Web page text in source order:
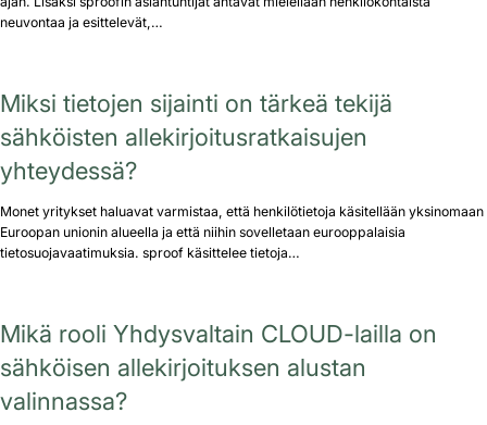
neuvontaa ja esittelevät,…
Miksi tietojen sijainti on tärkeä tekijä
sähköisten allekirjoitusratkaisujen
yhteydessä?
Monet yritykset haluavat varmistaa, että henkilötietoja käsitellään yksinomaan
Euroopan unionin alueella ja että niihin sovelletaan eurooppalaisia
tietosuojavaatimuksia. sproof käsittelee tietoja…
Mikä rooli Yhdysvaltain CLOUD-lailla on
sähköisen allekirjoituksen alustan
valinnassa?